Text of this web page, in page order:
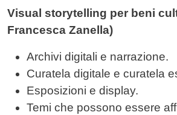
Visual storytelling per beni
Francesca Zanella)
Archivi digitali e narrazione.
Curatela digitale e curatela
Esposizioni e display.
Temi che possono essere